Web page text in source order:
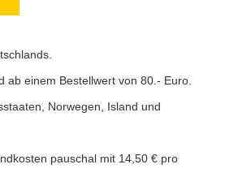
ab einem Bestellwert von 80.- Euro.
Norwegen, Island und
pauschal mit 14,50 € pro